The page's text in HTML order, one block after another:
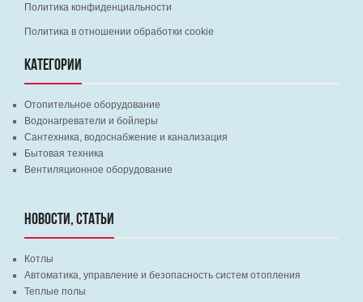
Политика конфиденциальности
Политика в отношении обработки cookie
КАТЕГОРИИ
Отопительное оборудование
Водонагреватели и бойлеры
Сантехника, водоснабжение и канализация
Бытовая техника
Вентиляционное оборудование
НОВОСТИ, СТАТЬИ
Котлы
Автоматика, управление и безопасность систем отопления
Теплые полы